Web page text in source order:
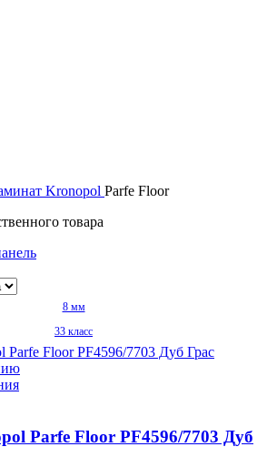
Kronopol Parfe Floor
товара
8 мм
33 класс
Parfe Floor PF4596/7703 Дуб